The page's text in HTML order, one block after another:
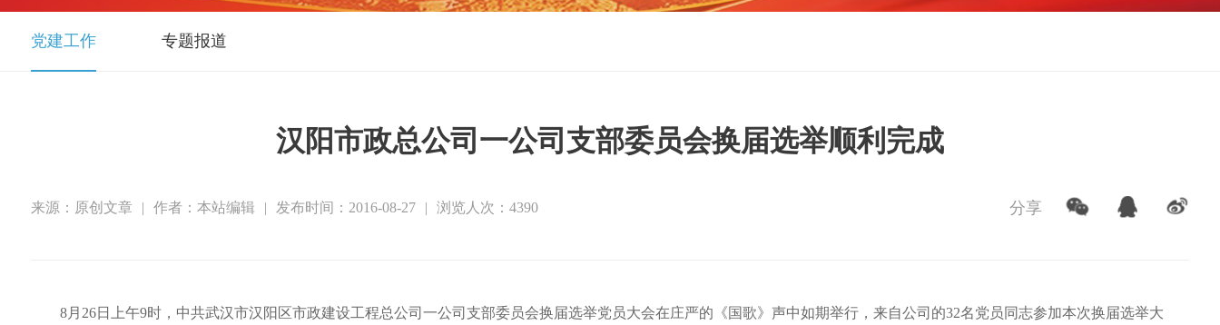
党建工作 专题报道
汉阳市政总公司一公司支部委员会换届选举顺利完成
来源：原创文章 | 作者：本站编辑 | 发布时间：2016-08-27 | 浏览人次：4390 分享
8月 26日上午9时，中共武汉市汉阳区市政建设工程总公司 一公司 支部委员会换届选举党员大会在庄严的《国歌》声中如期举行，来自公司的32名党员 同志参加本次换届选举大